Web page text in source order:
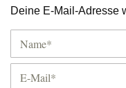
Deine E-Mail-Adresse